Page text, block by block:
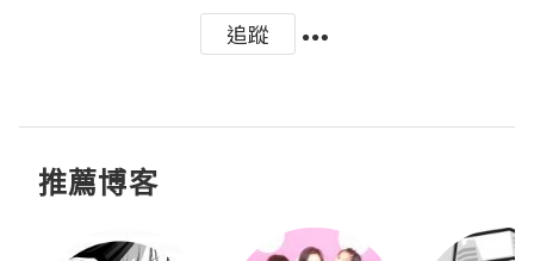
追蹤
推薦博客